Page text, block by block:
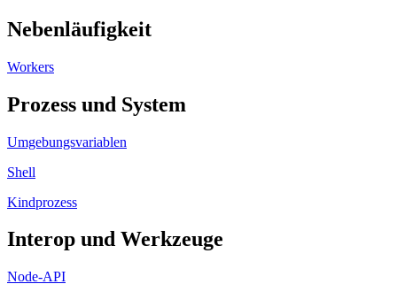
Nebenläufigkeit
Workers
Prozess und System
Umgebungsvariablen
Shell
Kindprozess
Interop und Werkzeuge
Node-API